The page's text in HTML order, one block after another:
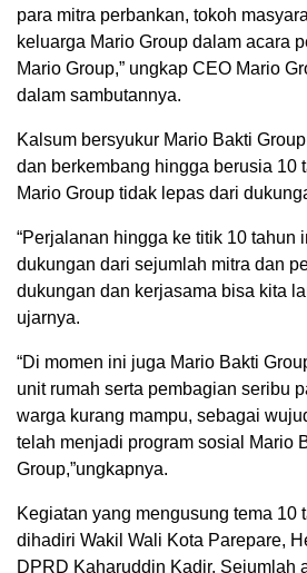
para mitra perbankan, tokoh
keluarga Mario Group dalam acara
Mario Group,” ungkap CEO Mario
dalam sambutannya.
Kalsum bersyukur Mario Bakti
dan berkembang hingga berusia 10
Mario Group tidak lepas dari
“Perjalanan hingga ke titik 10 tahun
dukungan dari sejumlah mitra dan
dukungan dan kerjasama bisa kita
ujarnya.
“Di momen ini juga Mario Bakti
unit rumah serta pembagian seribu
warga kurang mampu, sebagai
telah menjadi program sosial Mario
Group,”ungkapnya.
Kegiatan yang mengusung tema 10
dihadiri Wakil Wali Kota Parepare,
DPRD Kaharuddin Kadir. Sejumlah